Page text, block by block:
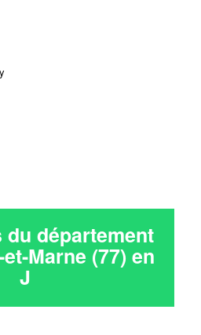
du département
Marne (77) en
J